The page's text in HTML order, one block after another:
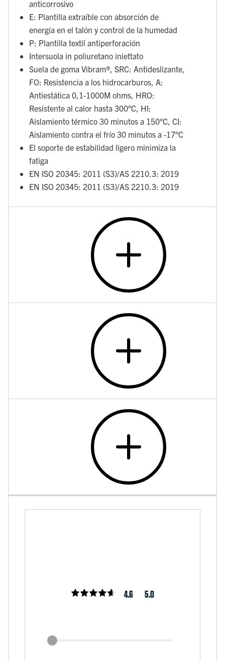
anticorrosivo
E: Plantilla extraíble con absorción de
energía en el talón y control de la humedad
P: Plantilla textil antiperforación
Intersuola in poliuretano iniettato
Suela de goma Vibram®, SRC: Antideslizante,
FO: Resistencia a los hidrocarburos, A:
Antiestática 0,1-1000M ohms, HRO:
Resistente al calor hasta 300°C, HI:
Aislamiento térmico 30 minutos a 150°C, CI:
Aislamiento contra el frío 30 minutos a -17°C
El soporte de estabilidad ligero minimiza la
fatiga
EN ISO 20345: 2011 (S3)/AS 2210.3: 2019
EN ISO 20345: 2011 (S3)/AS 2210.3: 2019
4.6 5.0